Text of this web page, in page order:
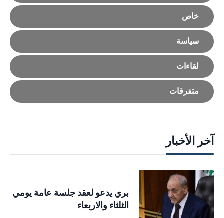
خاص
سياسة
لقاءات
متفرقات
آخر الأخبار
بري يدعو لعقد جلسة عامة يومي
الثلثاء والاربعاء